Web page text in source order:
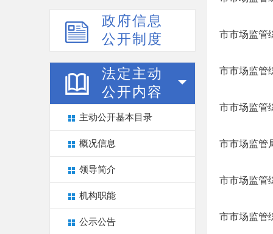
政府信息
公开制度
法定主动
公开内容
主动公开基本目录
概况信息
领导简介
机构职能
公示公告
市市场监管
市市场监管
市市场监管
市市场监管
市市场监管
市市场监管